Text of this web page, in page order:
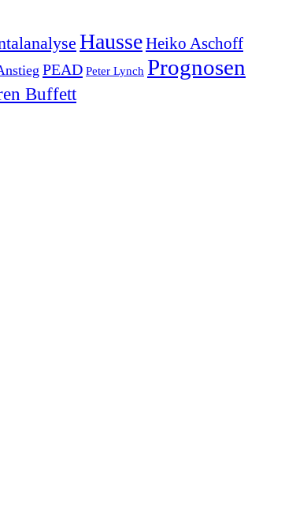
HausseHeiko Aschoff
PEAD Peter Lynch Prognosen
Buffett